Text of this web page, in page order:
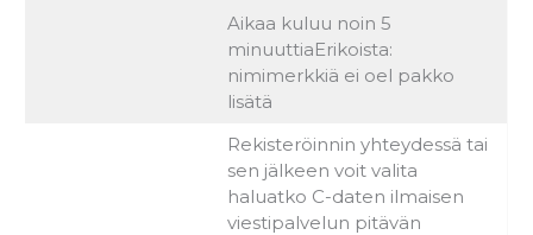
Aikaa kuluu noin 5
minuuttiaErikoista:
nimimerkkiä ei oel pakko
lisätä
Rekisteröinnin yhteydessä tai
sen jälkeen voit valita
haluatko C-daten ilmaisen
viestipalvelun pitävän